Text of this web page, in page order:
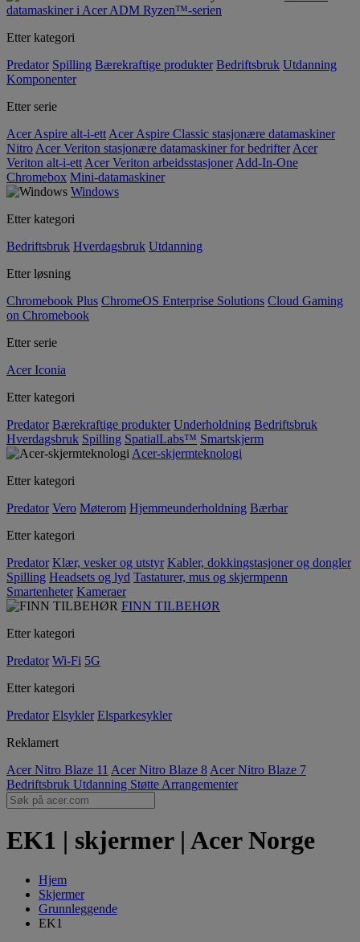
datamaskiner i Acer ADM Ryzen™-serien
Etter kategori
Predator Spilling Bærekraftige produkter Bedriftsbruk Utdanning
Komponenter
Etter serie
Acer Aspire alt-i-ett Acer Aspire Classic stasjonære datamaskiner
Nitro Acer Veriton stasjonære datamaskiner for bedrifter Acer
Veriton alt-i-ett Acer Veriton arbeidsstasjoner Add-In-One
Chromebox Mini-datamaskiner
Windows
Etter kategori
Bedriftsbruk Hverdagsbruk Utdanning
Etter løsning
Chromebook Plus ChromeOS Enterprise Solutions Cloud Gaming
on Chromebook
Etter serie
Acer Iconia
Etter kategori
Predator Bærekraftige produkter Underholdning Bedriftsbruk
Hverdagsbruk Spilling SpatialLabs™ Smartskjerm
Acer-skjermteknologi
Etter kategori
Predator Vero Møterom Hjemmeunderholdning Bærbar
Etter kategori
Predator Klær, vesker og utstyr Kabler, dokkingstasjoner og dongler
Spilling Headsets og lyd Tastaturer, mus og skjermpenn
Smartenheter Kameraer
FINN TILBEHØR
Etter kategori
Predator Wi-Fi 5G
Etter kategori
Predator Elsykler Elsparkesykler
Reklamert
Acer Nitro Blaze 11 Acer Nitro Blaze 8 Acer Nitro Blaze 7
Bedriftsbruk Utdanning Støtte Arrangementer
EK1 | skjermer | Acer Norge
Hjem
Skjermer
Grunnleggende
EK1